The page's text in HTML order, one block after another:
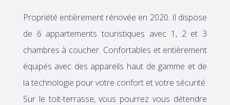
Propriété entièrement rénovée en 2020. Il dispose
de 6 appartements touristiques avec 1, 2 et 3
chambres à coucher. Confortables et entièrement
équipés avec des appareils haut de gamme et de
la technologie pour votre confort et votre sécurité.
Sur le toit-terrasse, vous pourrez vous détendre